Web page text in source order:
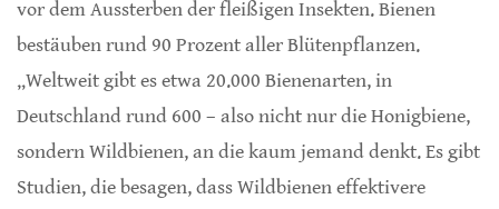
vor dem Aussterben der fleißigen Insekten. Bienen
bestäuben rund 90 Prozent aller Blütenpflanzen.
„Weltweit gibt es etwa 20.000 Bienenarten, in
Deutschland rund 600 – also nicht nur die Honigbiene,
sondern Wildbienen, an die kaum jemand denkt. Es gibt
Studien, die besagen, dass Wildbienen effektivere